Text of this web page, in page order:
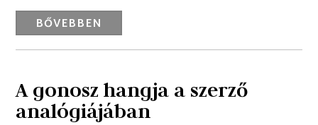
BŐVEBBEN
A gonosz hangja a szerző
analógiájában